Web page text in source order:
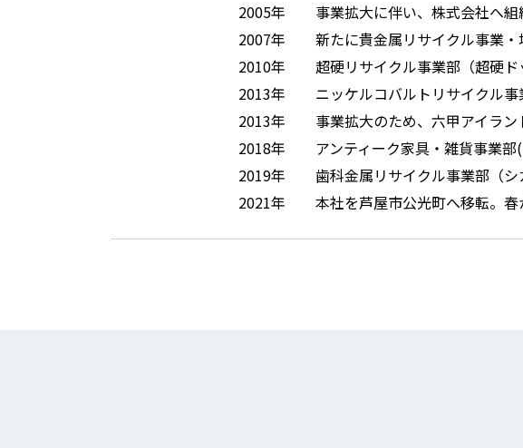
2005年
事業拡大に伴い、株式会社へ組
2007年
新たに貴金属リサイクル事業
2010年
超硬リサイクル事業部（超硬ド
2013年
ニッケルコバルトリサイクル
2013年
事業拡大のため、六甲アイラン
2018年
アンティーク家具・雑貨事業
2019年
歯科金属リサイクル事業部（シ
2021年
本社を芦屋市公光町へ移転。